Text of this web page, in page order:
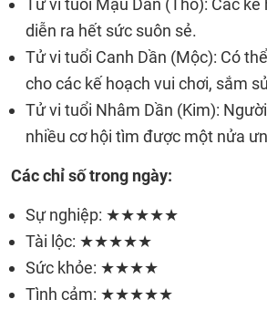
Tử vi tuổi Mậu Dần (Thổ): Các
diễn ra hết sức suôn sẻ.
Tử vi tuổi Canh Dần (Mộc): Có
cho các kế hoạch vui chơi, sắm
Tử vi tuổi Nhâm Dần (Kim):
nhiều cơ hội tìm được một nửa
Các chỉ số trong ngày:
Sự nghiệp: ★★★★★
Tài lộc: ★★★★★
Sức khỏe: ★★★★
Tình cảm: ★★★★★